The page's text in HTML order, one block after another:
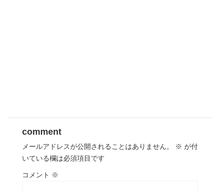
comment
メールアドレスが公開されることはありません。 ※ が付
いている欄は必須項目です
コメント ※